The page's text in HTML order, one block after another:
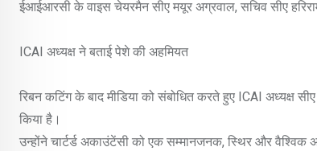
ईआईआरसी के वाइस चेयरमैन सीए मयूर अग्रवाल, सचिव सीए
ICAI अध्यक्ष ने बताई पेशे की अहमियत
रिबन कटिंग के बाद मीडिया को संबोधित करते हुए ICAI अध्यक्ष
किया है।
उन्होंने चार्टर्ड अकाउंटेंसी को एक सम्मानजनक, स्थिर और वैश्विक